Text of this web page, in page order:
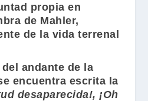
propia en
de Mahler,
de la vida terrenal
andante de la
encuentra escrita la
desaparecida!, ¡Oh